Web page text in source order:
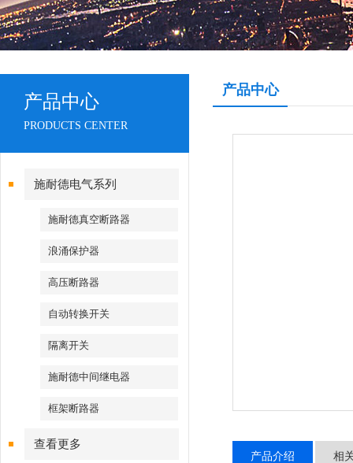
产品中心
PRODUCTS CENTER
施耐德电气系列
施耐德真空断路器
浪涌保护器
高压断路器
自动转换开关
隔离开关
施耐德中间继电器
框架断路器
查看更多
产品中心
产品介绍 相